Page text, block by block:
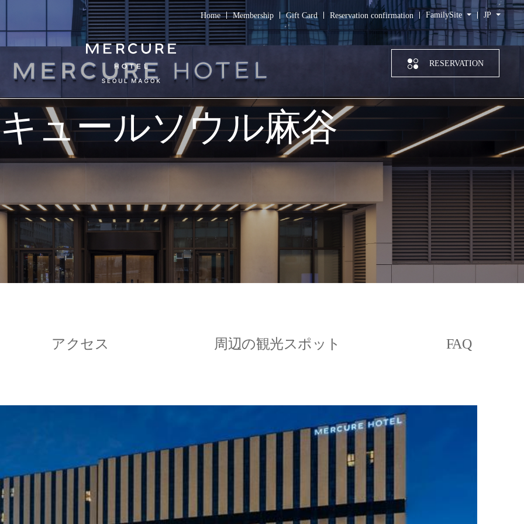
Home Membership Gift Card Reservation confirmation FamilySite JP
RESERVATION
ュールソウル麻谷
アクセス 周辺の観光スポット FAQ